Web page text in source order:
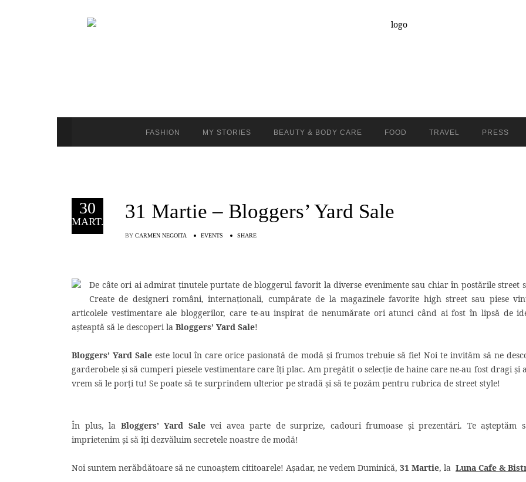
FASHION MY STORIES BEAUTY & BODY CARE FOOD TRAVEL PRESS
30
MART. 31 Martie – Bloggers’ Yard Sale
BY CARMEN NEGOITA EVENTS SHARE
De câte ori ai admirat ţinutele purtate de bloggerul favorit la diverse evenimente sau chiar în postările street
Create de designeri români, internaţionali, cumpărate de la magazinele favorite high street sau piese
articolele vestimentare ale bloggerilor, care te-au inspirat de nenumărate ori atunci când ai fost în lipsă de
aşteaptă să le descoperi la Bloggers’ Yard Sale!
Bloggers’ Yard Sale este locul în care orice pasionată de modă şi frumos trebuie să fie! Noi te invităm să ne
garderobele şi să cumperi piesele vestimentare care îţi plac. Am pregătit o selecţie de haine care ne-au fost dragi şi
vrem să le porţi tu! Se poate să te surprindem ulterior pe stradă şi să te pozăm pentru rubrica de street style!
În plus, la Bloggers’ Yard Sale vei avea parte de surprize, cadouri frumoase şi prezentări. Te aşteptăm
imprietenim şi să îţi dezvăluim secretele noastre de modă!
Noi suntem nerăbdătoare să ne cunoaştem cititoarele! Aşadar, ne vedem Duminică, 31 Martie, la Luna Cafe &